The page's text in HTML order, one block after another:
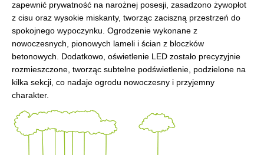
zapewnić prywatność na narożnej posesji, zasadzono żywopłot
z cisu oraz wysokie miskanty, tworząc zaciszną przestrzeń do
spokojnego wypoczynku. Ogrodzenie wykonane z
nowoczesnych, pionowych lameli i ścian z bloczków
betonowych. Dodatkowo, oświetlenie LED zostało precyzyjnie
rozmieszczone, tworząc subtelne podświetlenie, podzielone na
kilka sekcji, co nadaje ogrodu nowoczesny i przyjemny
charakter.